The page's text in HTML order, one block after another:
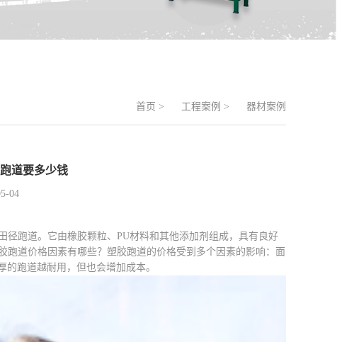
首页 > 工程案例 > 器材案例
道要多少钱
04
径跑道。它由橡胶颗粒、PU材料和其他添加剂组成，具有良好
道价格因素有哪些？塑胶跑道的价格受到多个因素的影响：面
跑道越耐用，但也会增加成本。